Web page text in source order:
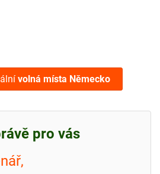
volná místa Německo
pro vás